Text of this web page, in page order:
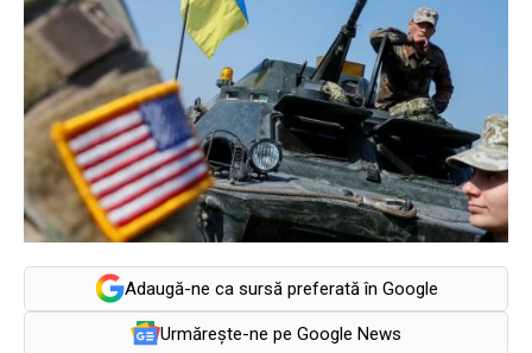
Adaugă-ne ca sursă preferată în Google
Urmărește-ne pe Google News